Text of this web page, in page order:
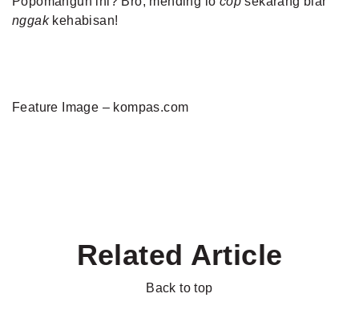
nggak kehabisan!
Feature Image – kompas.com
Related Article
Back to top